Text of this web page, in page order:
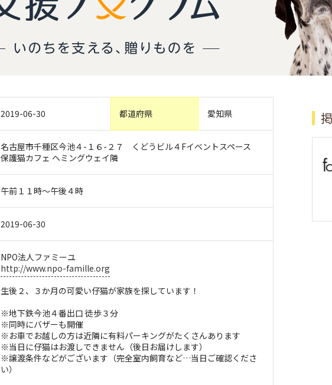
2019-06-30 都道府県 愛知県
名古屋市千種区今池４-１６-２７ くどうビル４Fイベントスペース
保護猫カフェ ヘミングウェイ隣
午前１１時〜午後４時
2019-06-30
NPO法人ファミーユ
http://www.npo-famille.org
生後２、３か月の可愛い仔猫が家族を探しています！
※地下鉄今池４番出口 徒歩３分
※同時にバザーも開催
※お車でお越しの方は近隣に有料パーキングがたくさんあります
※当日に仔猫はお渡しできません（後日お届けします）
※譲渡条件などがございます（完全室内飼育など…当日ご確認くださ
い）